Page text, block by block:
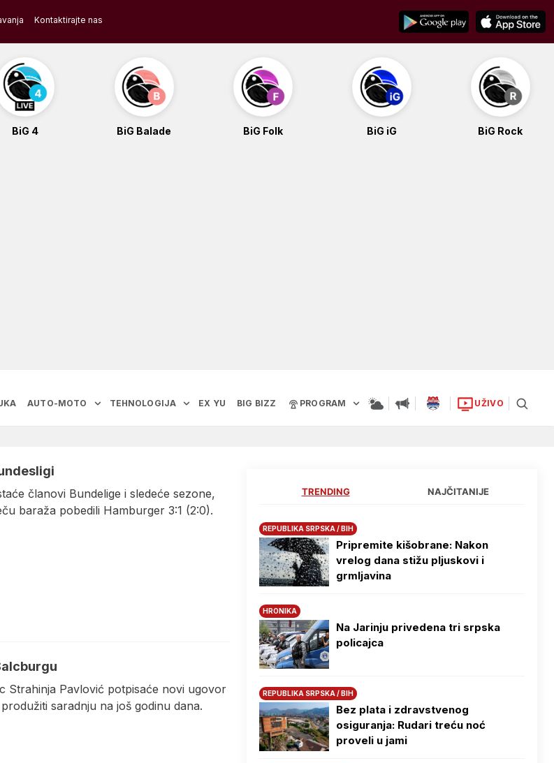
Kontaktirajte nas
BiG 4 BiG Balade BiG Folk BiG iG BiG Rock
AUTO-MOTO TEHNOLOGIJA EX YU BIG BIZZ PROGRAM UŽIVO
članovi Bundelige i sledeće sezone,
baraža pobedili Hamburger 3:1 (2:0).
Strahinja Pavlović potpisaće novi ugovor
saradnju na još godinu dana.
TRENDING NAJČITANIJE
REPUBLIKA SRPSKA / BIH
Pripremite kišobrane: Nakon
vrelog dana stižu pljuskovi i
grmljavina
HRONIKA
Na Јarinju privedena tri srpska
policajca
REPUBLIKA SRPSKA / BIH
Bez plata i zdravstvenog
osiguranja: Rudari treću noć
proveli u jami